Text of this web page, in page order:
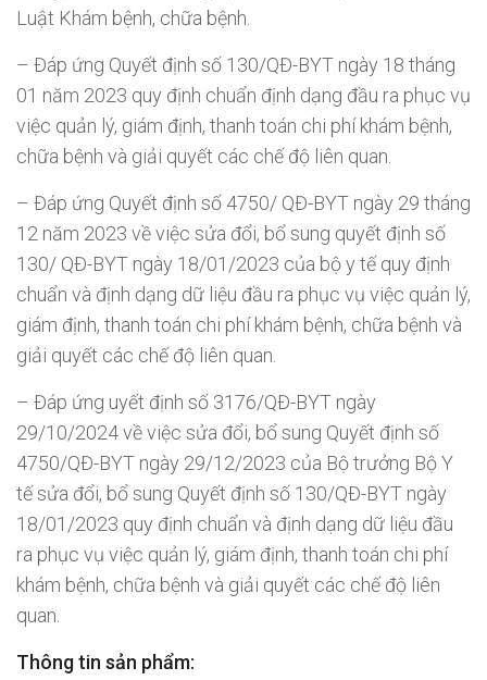
Luật Khám bệnh, chữa bệnh.
– Đáp ứng Quyết định số 130/QĐ-BYT ngày 18 tháng
01 năm 2023 quy định chuẩn định dạng đầu ra phục vụ
việc quản lý, giám định, thanh toán chi phí khám bệnh,
chữa bệnh và giải quyết các chế độ liên quan.
– Đáp ứng Quyết định số 4750/ QĐ-BYT ngày 29 tháng
12 năm 2023 về việc sửa đổi, bổ sung quyết định số
130/ QĐ-BYT ngày 18/01/2023 của bộ y tế quy định
chuẩn và định dạng dữ liệu đầu ra phục vụ việc quản lý,
giám định, thanh toán chi phí khám bệnh, chữa bệnh và
giải quyết các chế độ liên quan.
– Đáp ứng uyết định số 3176/QĐ-BYT ngày
29/10/2024 về việc sửa đổi, bổ sung Quyết định số
4750/QĐ-BYT ngày 29/12/2023 của Bộ trưởng Bộ Y
tế sửa đổi, bổ sung Quyết định số 130/QĐ-BYT ngày
18/01/2023 quy định chuẩn và định dạng dữ liệu đầu
ra phục vụ việc quản lý, giám định, thanh toán chi phí
khám bệnh, chữa bệnh và giải quyết các chế độ liên
quan.
Thông tin sản phẩm: